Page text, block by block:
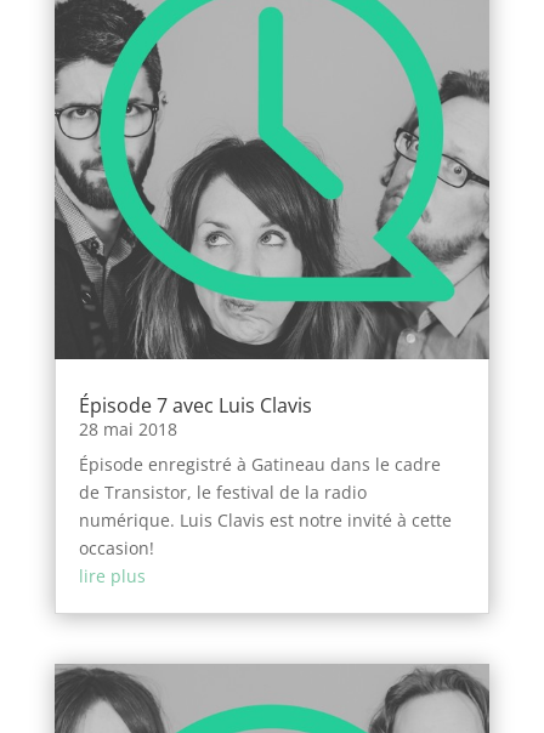
Épisode 7 avec Luis Clavis
28 mai 2018
Épisode enregistré à Gatineau dans le cadre
de Transistor, le festival de la radio
numérique. Luis Clavis est notre invité à cette
occasion!
lire plus